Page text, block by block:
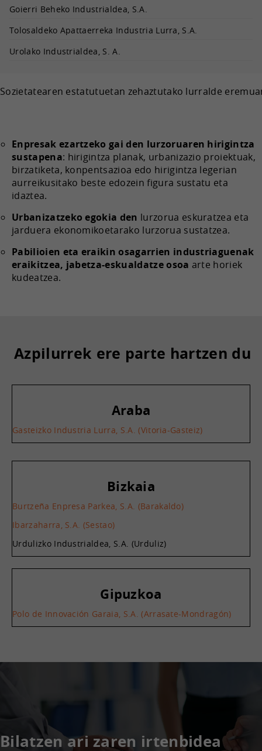
Goierri Beheko Industrialdea, S.A.
Tolosaldeko Apattaerreka Industria Lurra, S.A.
Urolako Industrialdea, S. A.
Sozietatearen estatutuetan zehaztutako lurralde
Enpresak ezartzeko gai den lurzoruaren hirigintza
sustapena: hirigintza planak, urbanizazio proiektuak,
birzatiketa, konpentsazioa edo hirigintza legerian
aurreikusitako beste edozein figura sustatu eta
idaztea.
Urbanizatzeko egokia den lurzorua eskuratzea eta
jarduera ekonomikoetarako lurzorua sustatzea.
Pabilioien eta eraikin osagarrien industriaguenak
eraikitzea, jabetza-eskualdatze osoa arte horiek
kudeatzea.
Azpilurrek ere parte hartzen du
Araba
Gasteizko Industria Lurra, S.A. (Vitoria-Gasteiz)
Bizkaia
Burtzeña Enpresa Parkea, S.A. (Barakaldo)
Ibarzaharra, S.A. (Sestao)
Urdulizko Industrialdea, S.A. (Urduliz)
Gipuzkoa
Polo de Innovación Garaia, S.A. (Arrasate-Mondragón)
Bilatzen ari zaren irtenbidea